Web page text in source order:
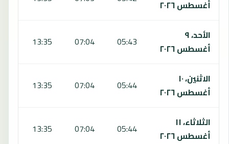
أغسطس ٢٠٢٦
الأحد، ٩
أغسطس ٢٠٢٦
05:43
07:04
13:35
الاثنين، ١٠
أغسطس ٢٠٢٦
05:44
07:04
13:35
الثلاثاء، ١١
أغسطس ٢٠٢٦
05:44
07:04
13:35